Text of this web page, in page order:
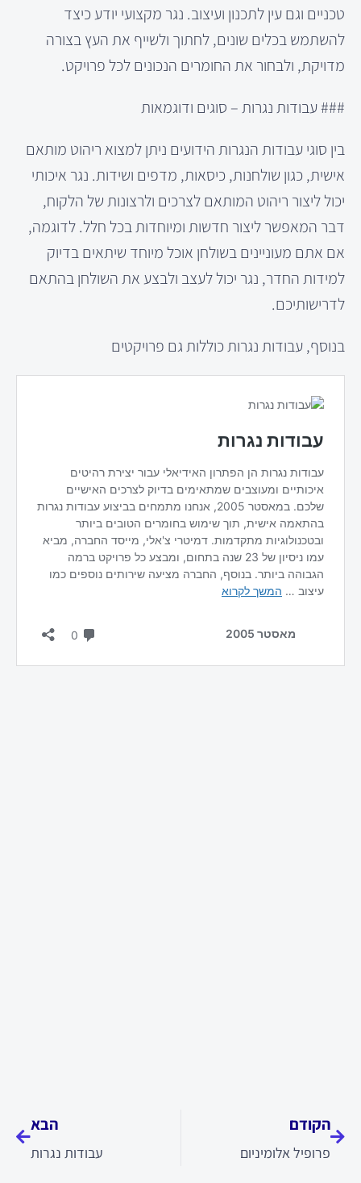
טכניים וגם עין לתכנון ועיצוב. נגר מקצועי יודע כיצד
להשתמש בכלים שונים, לחתוך ולשייף את העץ בצורה
מדויקת, ולבחור את החומרים הנכונים לכל פרויקט.
### עבודות נגרות – סוגים ודוגמאות
בין סוגי עבודות הנגרות הידועים ניתן למצוא ריהוט מותאם
אישית, כגון שולחנות, כיסאות, מדפים ושידות. נגר איכותי
יכול ליצור ריהוט המותאם לצרכים ולרצונות של הלקוח,
דבר המאפשר ליצור חדשות ומיוחדות בכל חלל. לדוגמה,
אם אתם מעוניינים בשולחן אוכל מיוחד שיתאים בדיוק
למידות החדר, נגר יכול לעצב ולבצע את השולחן בהתאם
לדרישותיכם.
בנוסף, עבודות נגרות כוללות גם פרויקטים
הקודם
פרופיל אלומיניום
הבא
עבודות נגרות